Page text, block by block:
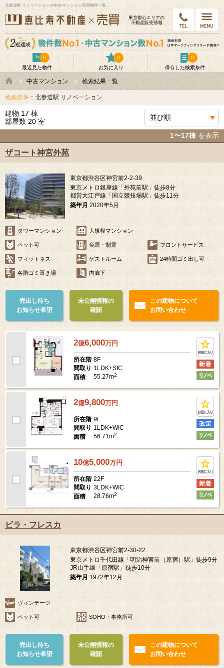
北参道駅 リノベーションの中古マンション売買物件一覧
東京都⼼エリアの
不動産販売情報
最近見た物件
0
お気に入り
0
保存した検索条件
0
中古マンション 検索結果一覧
検索条件 ：北参道駅 リノベーション
建物 17 棟
部屋数 20 室
1〜17棟 を表示
ザコート神宮外苑
東京都渋谷区神宮前2-2-39
東京メトロ銀座線「外苑前駅」徒歩8分
都営大江戸線「国立競技場駅」徒歩11分
築年月 2020年5月
タワーマンション 大規模マンション
ペット可 免震・制震 フロントサービス
フィットネス ゲストルーム 24時間ゴミ出し可
各階ゴミ置き場 内廊下
売出し待ち
お知らせ希望
未公開情報の
確認
この建物について
お問い合わせ
2億6,000万円
所在階 8F
間取り 1LDK+SIC
面積
55.27m2
2億9,800万円
所在階 9F
間取り 1LDK+WIC
面積
56.71m2
10億5,000万円
所在階 22F
間取り 3LDK+WIC
面積
28.76m2
ビラ・フレスカ
東京都渋谷区神宮前2-30-22
東京メトロ千代田線「明治神宮前（原宿）駅」徒歩9分
JR山手線「原宿駅」徒歩10分
築年月 1972年12月
ヴィンテージ
ペット可 SOHO・事務所可
売出し待ち
お知らせ希望
未公開情報の
確認
この建物について
お問い合わせ